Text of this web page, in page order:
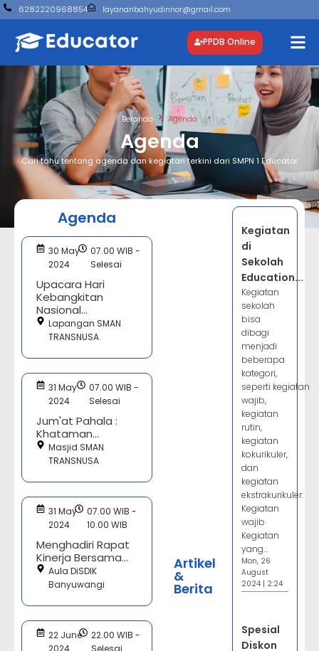
6282220968854 layananbahyudinnor@gmail.com
PPDB Online
Beranda Agenda
Agenda
Cari tahu tentang agenda dan kegiatan terkini dari SMPN 1 Educator
Agenda
30 May
2024
07.00 WIB -
Selesai
Upacara Hari
Kebangkitan
Nasional...
Lapangan SMAN
TRANSNUSA
31 May
2024
07.00 WIB -
Selesai
Jum'at Pahala :
Khataman...
Masjid SMAN
TRANSNUSA
31 May
2024
07.00 WIB -
10.00 WIB
Menghadiri Rapat
Kinerja Bersama...
Aula DiSDIK
Banyuwangi
22 June
2024
22.00 WIB -
Selesai
Artikel
&
Berita
Kegiatan
di
Sekolah
Education...
Kegiatan
sekolah
bisa
dibagi
menjadi
beberapa
kategori,
seperti kegiatan
wajib,
kegiatan
rutin,
kegiatan
kokurikuler,
dan
kegiatan
ekstrakurikuler:
Kegiatan
wajib
Kegiatan
yang...
Mon, 26
August
2024 | 2:24
Spesial
Diskon